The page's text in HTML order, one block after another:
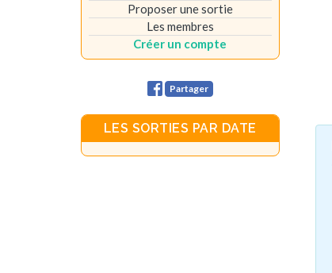
Proposer une sortie
Les membres
Créer un compte
Partager
LES SORTIES PAR DATE